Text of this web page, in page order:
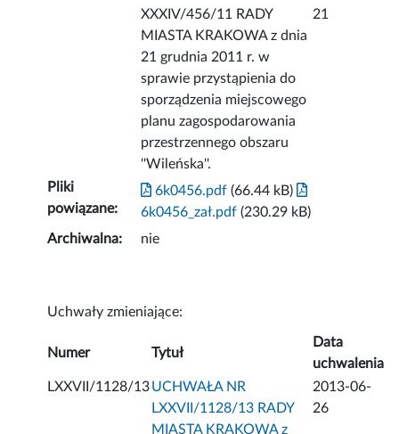
XXXIV/456/11 RADY
MIASTA KRAKOWA z dnia
21 grudnia 2011 r. w
sprawie przystąpienia do
sporządzenia miejscowego
planu zagospodarowania
przestrzennego obszaru
''Wileńska''.
21
Pliki
powiązane:
6k0456.pdf (66.44 kB)
6k0456_zał.pdf (230.29 kB)
Archiwalna:
nie
Uchwały zmieniające:
Numer Tytuł
Data
uchwalenia
LXXVII/1128/13UCHWAŁA NR
LXXVII/1128/13 RADY
MIASTA KRAKOWA z
2013-06-
26